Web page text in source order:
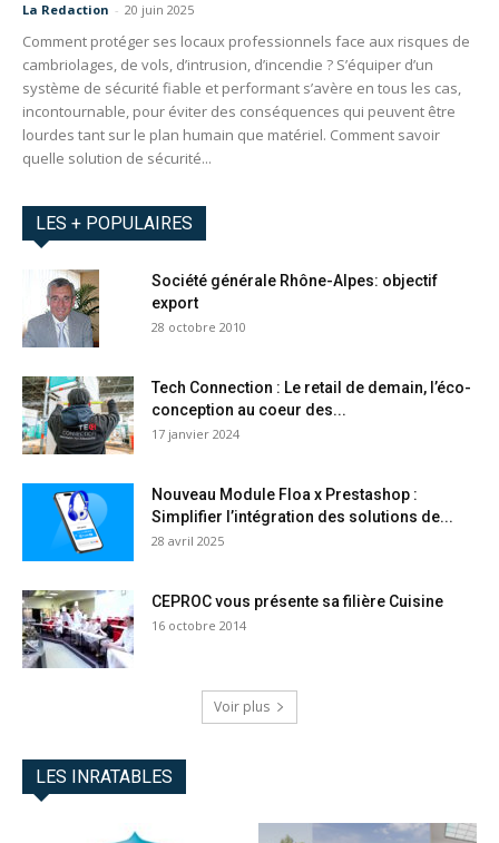
La Redaction - 20 juin 2025
Comment protéger ses locaux professionnels face aux risques de
cambriolages, de vols, d’intrusion, d’incendie ? S’équiper d’un
système de sécurité fiable et performant s’avère en tous les cas,
incontournable, pour éviter des conséquences qui peuvent être
lourdes tant sur le plan humain que matériel. Comment savoir
quelle solution de sécurité...
LES + POPULAIRES
Société générale Rhône-Alpes: objectif
export
28 octobre 2010
Tech Connection : Le retail de demain, l’éco-
conception au coeur des...
17 janvier 2024
Nouveau Module Floa x Prestashop :
Simplifier l’intégration des solutions de...
28 avril 2025
CEPROC vous présente sa filière Cuisine
16 octobre 2014
Voir plus
LES INRATABLES